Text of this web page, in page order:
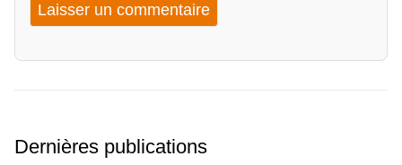
Dernières publications